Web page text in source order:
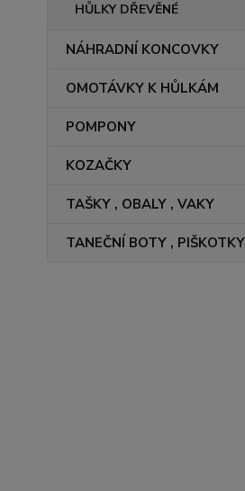
HŮLKY DŘEVĚNÉ
NÁHRADNÍ KONCOVKY
OMOTÁVKY K HŮLKÁM
POMPONY
KOZAČKY
TAŠKY , OBALY , VAKY
TANEČNÍ BOTY , PIŠKOTKY